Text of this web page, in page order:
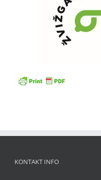
KONTAKT INFO